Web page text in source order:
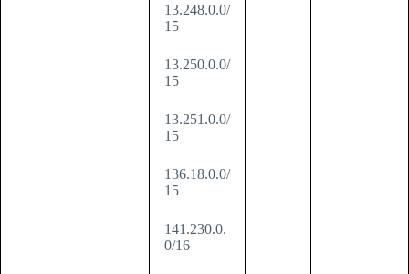
13.248.0.0/
15
13.250.0.0/
15
13.251.0.0/
15
136.18.0.0/
15
141.230.0.
0/16